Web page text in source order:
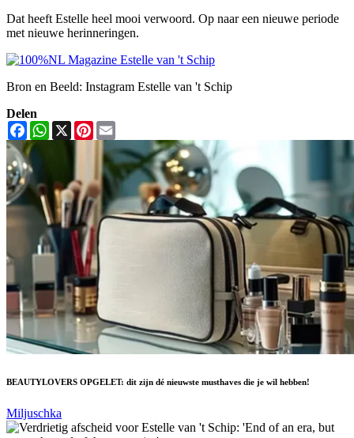
Dat heeft Estelle heel mooi verwoord. Op naar een nieuwe periode
met nieuwe herinneringen.
Bron en Beeld: Instagram Estelle van 't Schip
Delen
FacebookWhatsApp
X Pinterest
BEAUTYLOVERS OPGELET: dit zijn dé nieuwste musthaves die je wil hebben!
Miljuschka